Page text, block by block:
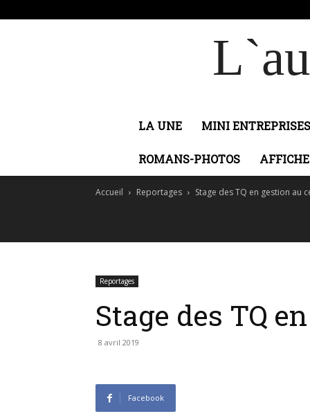
LA UNE MINI ENTREPRISES
ROMANS-PHOTOS
Accueil Reportages Stage des TQ en gestion au
Reportages
Stage des TQ
8 avril 2019
Facebook